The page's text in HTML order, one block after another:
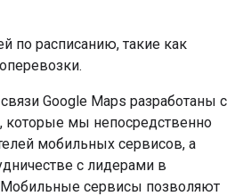
по расписанию, такие как
Google Maps разработаны с
которые мы непосредственно
мобильных сервисов, а
с лидерами в
Мобильные сервисы позволяют